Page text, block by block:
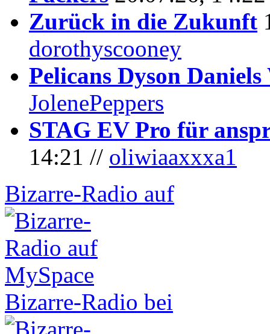
Zurück in die Zukunft
dorothyscooney
Pelicans Dyson
JolenePeppers
STAG EV Pro für
14:21 // oliwiaaxxxa1
Bizarre-Radio auf
Bizarre-Radio bei